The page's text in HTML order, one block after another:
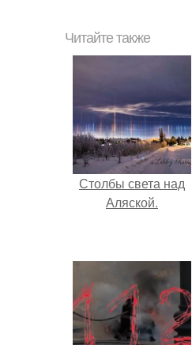
Читайте также
Столбы света над
Аляской.